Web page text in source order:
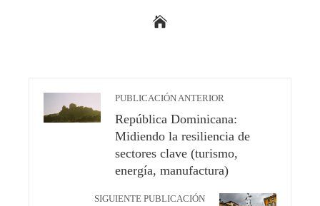
PUBLICACIÓN ANTERIOR
República Dominicana:
Midiendo la resiliencia de
sectores clave (turismo,
energía, manufactura)
SIGUIENTE PUBLICACIÓN